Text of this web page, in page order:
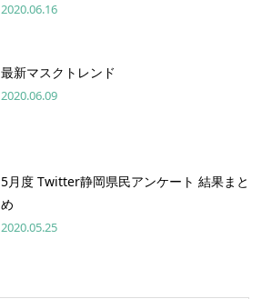
2020.06.16
最新マスクトレンド
2020.06.09
5月度 Twitter静岡県民アンケート 結果まと
め
2020.05.25